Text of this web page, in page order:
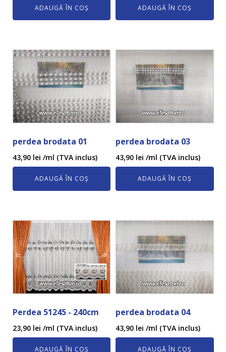
ADAUGĂ ÎN COȘ ADAUGĂ ÎN COȘ
perdea brodata 01
43,90 lei /ml (TVA inclus)
ADAUGĂ ÎN COȘ
perdea brodata 03
43,90 lei /ml (TVA inclus)
ADAUGĂ ÎN COȘ
Perdea 51245 - 240cm
23,90 lei /ml (TVA inclus)
ADAUGĂ ÎN COȘ
perdea brodata 04
43,90 lei /ml (TVA inclus)
ADAUGĂ ÎN COȘ